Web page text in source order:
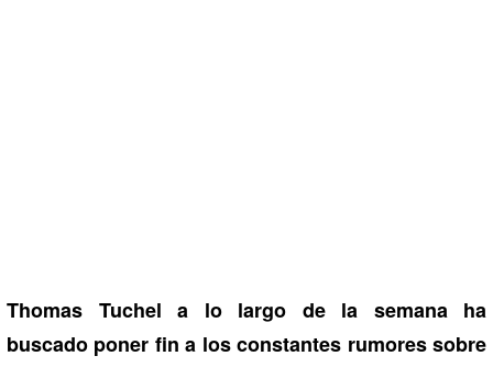
Thomas Tuchel a lo largo de la semana ha
buscado poner fin a los constantes rumores sobre